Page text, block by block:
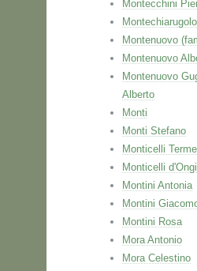
Montecchini
Montechiarugolo
Montenuovo
Montenuovo
Montenuovo
Alberto
Monti
Monti Stefano
Monticelli Terme
Monticelli
Montini Antonia
Montini
Montini Rosa
Mora Antonio
Mora Celestino